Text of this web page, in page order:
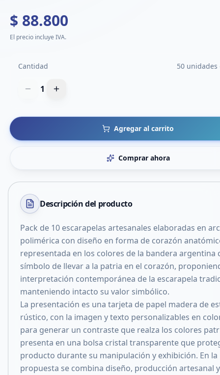
$ 88.800
El precio incluye IVA.
Cantidad 50
1
Agregar al carrito
Comprar ahora
Descripción del producto
Pack de 10 escarapelas artesanales elaboradas en
polimérica con diseño en forma de corazón
representada en los colores de la bandera argentina
símbolo de llevar a la patria en el corazón,
interpretación contemporánea de la escarapela
manteniendo intacto su valor simbólico.
La presentación es una tarjeta de papel madera de
rústico, con la imagen y texto personalizables en
para generar un contraste que realza los colores
presenta en una bolsa cristal transparente que
producto durante su manipulación y exhibición. En la
propuesta se combina diseño, producción artesanal